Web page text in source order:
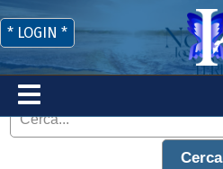
Cerca
* LOGIN *